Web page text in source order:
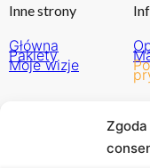
Inne strony
Główna
Pakiety
Moje wizje
Interior Design &